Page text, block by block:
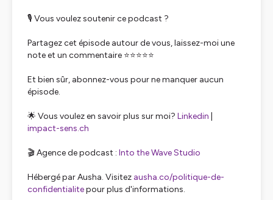
🎙️ Vous voulez soutenir ce podcast ?
Partagez cet épisode autour de vous, laissez-moi une
note et un commentaire ⭐⭐⭐⭐⭐
Et bien sûr, abonnez-vous pour ne manquer aucun
épisode.
🌟 Vous voulez en savoir plus sur moi? Linkedin
impact-sens.ch
🎬 Agence de podcast : Into the Wave Studio
Hébergé par Ausha. Visitez ausha.co/politique-de-
confidentialitepour plus d'informations.